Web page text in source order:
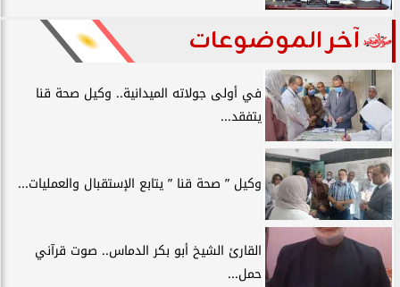
آخر الموضوعات
في أولى جولاته الميدانية.. وكيل صحة قنا
يتفقد...
وكيل ” صحة قنا ” يتابع الإستقبال والعمليات...
القارئ الشيخ أبو بكر الدماس.. صوت قرآني
حمل...